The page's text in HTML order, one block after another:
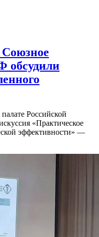
обсудили
Российской
«Практическое
эффективности» —